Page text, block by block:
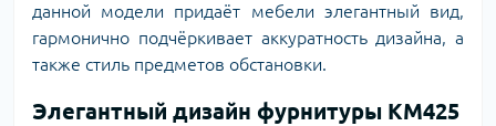
данной модели придаёт мебели элегантный вид,
гармонично подчёркивает аккуратность дизайна, а
также стиль предметов обстановки.
Элегантный дизайн фурнитуры KM425